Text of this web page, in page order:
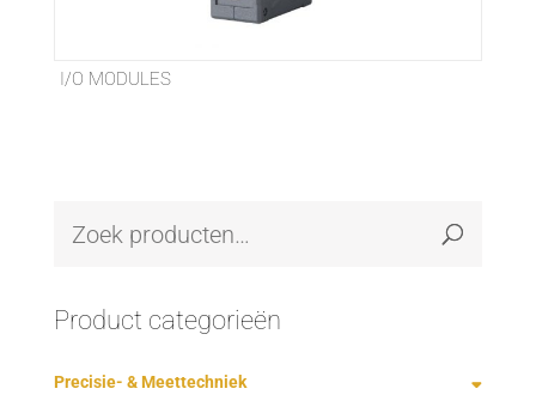
I/O MODULES
Product categorieën
Precisie- & Meettechniek